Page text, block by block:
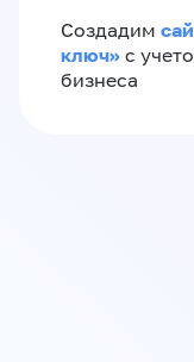
Создадим
ключ» с
бизнеса